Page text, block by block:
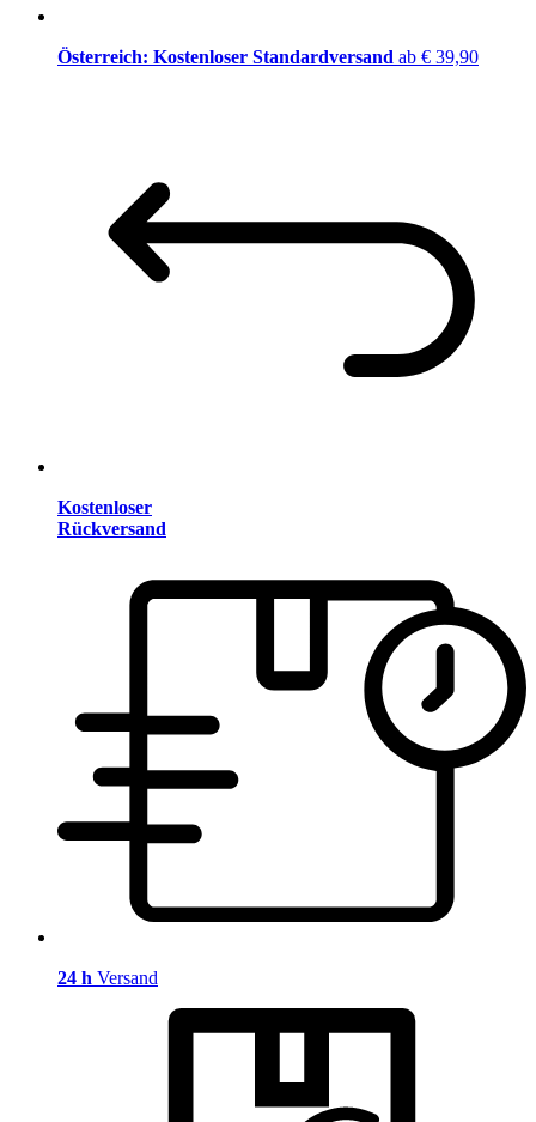
Österreich: Kostenloser Standardversand ab € 39,90
Kostenloser
Rückversand
24 h Versand